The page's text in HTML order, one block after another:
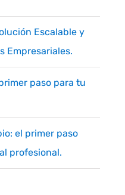
Escalable y
Empresariales.
paso para tu
el primer paso
profesional.